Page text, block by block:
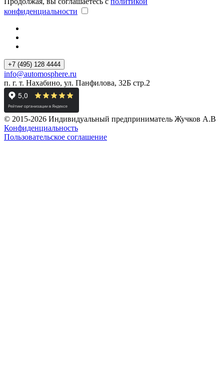
конфиденциальности
+7 (495) 128 4444
info@automosphere.ru
п. г. т. Нахабино, ул. Панфилова, 32Б стр.2
© 2015-2026 Индивидуальный предприниматель Жучков А.В
Конфиденциальность
Пользовательское соглашение